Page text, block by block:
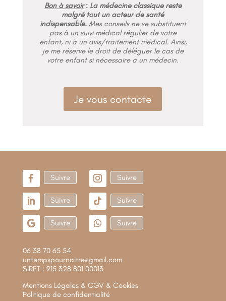
Bon à savoir: La médecine classique reste
malgré tout un acteur de santé
indispensable. Mes conseils ne se substituent
pas à un suivi médical régulier de votre
enfant, ni à un avis/traitement médical. Ainsi,
je me réserve le droit de déléguer le cas de
votre enfant si nécessaire à un médecin.
Je vous contacte
Suivre Suivre
Suivre Suivre
Suivre Suivre
06 38 70 65 54
untempspournaitre@gmail.com
SIRET : 915 328 801 00013
Mentions Légales & CGV & Cookies
Politique de confidentialité